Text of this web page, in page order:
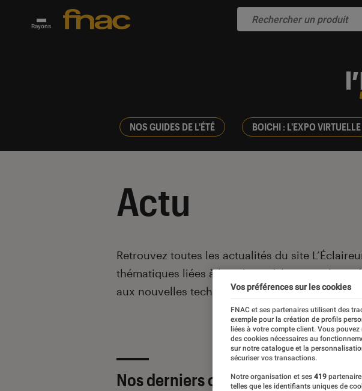
Rayons
NOS GUIDES DE L'ÉTÉ BOICHI : L'EXPO VIRTUELLE
Actu
Introduction
Retrouvez toutes les actualités du site
thématiques liées à la culture, à la pop culture,
aux nouvelles technologies.
Nos derniers contenus
Vos préférences sur les cookies
FNAC et ses partenaires utilisent des
exemple pour la création de profils
liées à votre compte client. Vous
des cookies nécessaires au
sur notre catalogue et la
sécuriser vos transactions.
Notre organisation et ses 419
telles que les identifiants uniques de